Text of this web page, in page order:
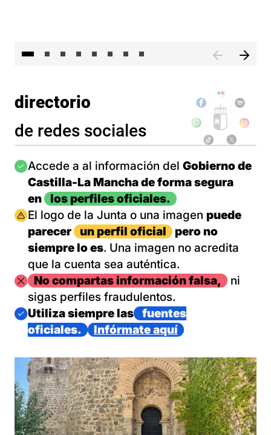
directorio
de redes sociales
Imagen
Accede a al información del Gobierno de
Castilla-La Mancha de forma segura
en
los perfiles oficiales.
Imagen
El logo de la Junta o una imagen puede
parecer
un perfil oficial
pero no
siempre lo es. Una imagen no acredita
que la cuenta sea auténtica.
ImagenNo compartas información falsa,
ni
sigas perfiles fraudulentos.
Imagen
Utiliza siempre las
fuentes
oficiales.
Infórmate aquí